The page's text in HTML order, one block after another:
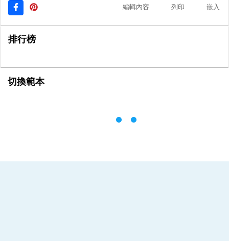
編輯內容
列印 嵌入
排行榜
切換範本